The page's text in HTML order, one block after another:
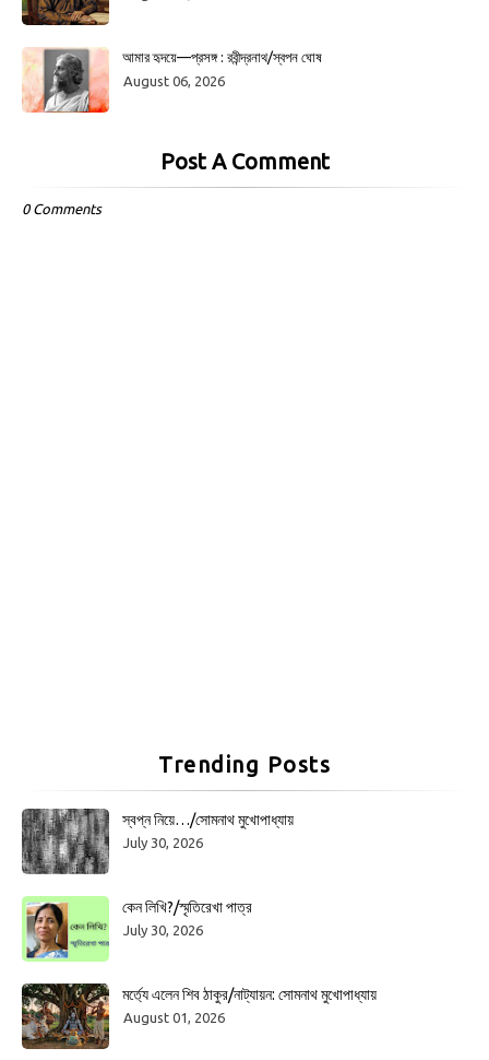
আমার হৃদয়ে—প্রসঙ্গ : রবীন্দ্রনাথ/স্বপন ঘোষ
August 06, 2026
Post A Comment
0 Comments
Trending Posts
স্বপ্ন নিয়ে…/সোমনাথ মুখোপাধ্যায়
July 30, 2026
কেন লিখি?/স্মৃতিরেখা পাত্র
July 30, 2026
মর্ত্যে এলেন শিব ঠাকুর/নাট্যায়ন: সোমনাথ মুখোপাধ্যায়
August 01, 2026